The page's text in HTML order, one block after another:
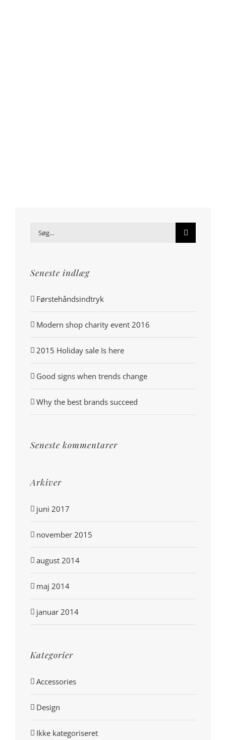
Søg
Seneste indlæg
Førstehåndsindtryk
Modern shop charity event 2016
2015 Holiday sale Is here
Good signs when trends change
Why the best brands succeed
Seneste kommentarer
Arkiver
juni 2017
november 2015
august 2014
maj 2014
januar 2014
Kategorier
Accessories
Design
Ikke kategoriseret